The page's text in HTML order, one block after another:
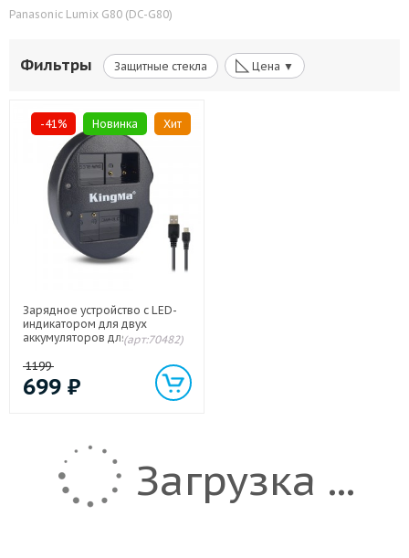
Panasonic Lumix G80 (DC-G80)
Фильтры Защитные стекла ◺ Цена ▼
-41% Новинка Хит
Зарядное устройство с LED-
индикатором для двух
аккумуляторов для Panasonic
FZ1000/G80/G90/G90M
(арт:70482)
1199
699 ₽
Загрузка ...